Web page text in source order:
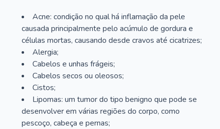
Acne: condição no qual há inflamação da pele
causada principalmente pelo acúmulo de gordura e
células mortas, causando desde cravos até cicatrizes;
Alergia;
Cabelos e unhas frágeis;
Cabelos secos ou oleosos;
Cistos;
Lipomas: um tumor do tipo benigno que pode se
desenvolver em várias regiões do corpo, como
pescoço, cabeça e pernas;